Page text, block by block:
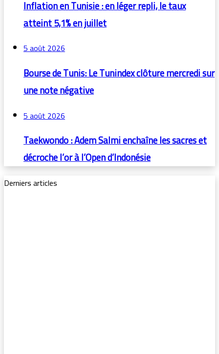
Inflation en Tunisie : en léger repli, le taux
atteint 5,1% en juillet
5 août 2026
Bourse de Tunis: Le Tunindex clôture mercredi sur
une note négative
5 août 2026
Taekwondo : Adem Salmi enchaîne les sacres et
décroche l’or à l’Open d’Indonésie
Derniers articles